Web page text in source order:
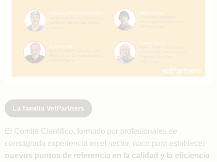
La familia VetPartners
El Comité Científico, formado por profesionales de
consagrada experiencia en el sector, nace para establecer
nuevos puntos de referencia en la calidad y la eficiencia